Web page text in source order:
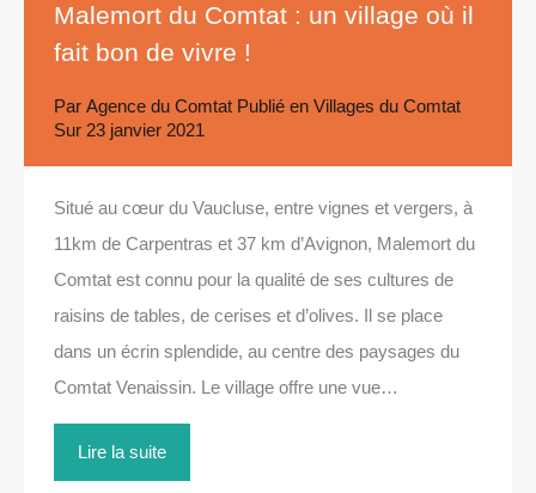
Malemort du Comtat : un village où il
fait bon de vivre !
Par Agence du Comtat Publié en Villages du Comtat
Sur 23 janvier 2021
Situé au cœur du Vaucluse, entre vignes et vergers, à
11km de Carpentras et 37 km d’Avignon, Malemort du
Comtat est connu pour la qualité de ses cultures de
raisins de tables, de cerises et d’olives. Il se place
dans un écrin splendide, au centre des paysages du
Comtat Venaissin. Le village offre une vue…
Lire la suite